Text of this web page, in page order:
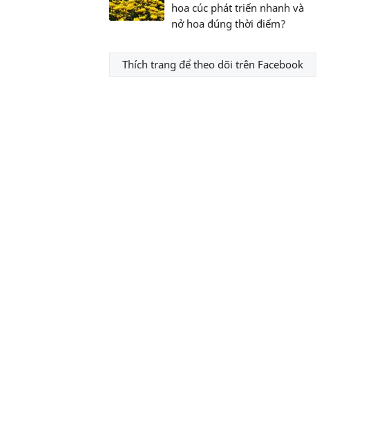
hoa cúc phát triển nhanh và
nở hoa đúng thời điểm?
Thích trang để theo dõi trên Facebook